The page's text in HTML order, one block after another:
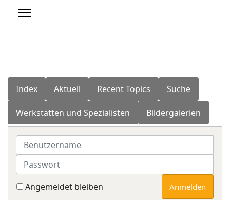
Index Aktuell Recent Topics Suche
Werkstätten und Spezialisten Bildergalerien
Benutzername
Passwort
Angemeldet bleiben Anmelden